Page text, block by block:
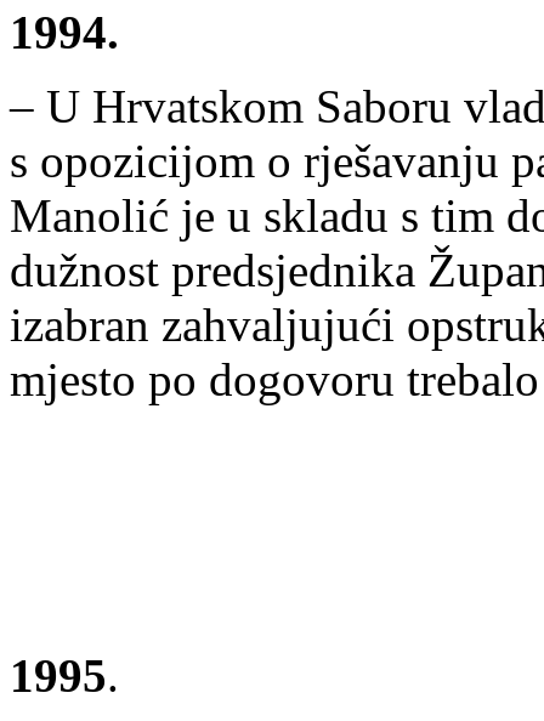
1994.
– U Hrvatskom Saboru
s opozicijom o rješavanju
Manolić je u skladu s tim
dužnost predsjednika
izabran zahvaljujući
mjesto po dogovoru
1995.